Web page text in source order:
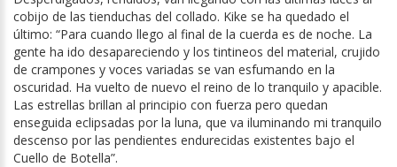
cobijo de las tienduchas del collado. Kike se ha quedado el
último: “Para cuando llego al final de la cuerda es de noche. La
gente ha ido desapareciendo y los tintineos del material, crujido
de crampones y voces variadas se van esfumando en la
oscuridad. Ha vuelto de nuevo el reino de lo tranquilo y apacible.
Las estrellas brillan al principio con fuerza pero quedan
enseguida eclipsadas por la luna, que va iluminando mi tranquilo
descenso por las pendientes endurecidas existentes bajo el
Cuello de Botella”.